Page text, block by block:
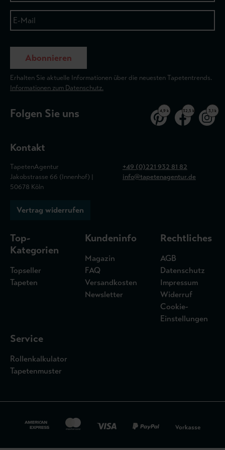
Abonnieren
Erhalten Sie aktuelle Informationen über die neuesten Tapetentrends.
Informationen zum Datenschutz.
Folgen Sie uns 4,9 k 32,5 k 3,1 k
Kontakt
TapetenAgentur
Jakobstrasse 66 (Innenhof) |
50678 Köln
+49 (0)221 932 81 82
info@tapetenagentur.de
Vertrag widerrufen
Top-
Kategorien
Topseller
Tapeten
Kundeninfo
Magazin
FAQ
Versandkosten
Newsletter
Rechtliches
AGB
Datenschutz
Impressum
Widerruf
Cookie-
Einstellungen
Service
Rollenkalkulator
Tapetenmuster